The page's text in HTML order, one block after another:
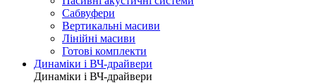
Сабвуфери
Вертикальні масиви
Лінійні масиви
Готові комплекти
Динаміки і ВЧ-драйвери
Динаміки і ВЧ-драйвери